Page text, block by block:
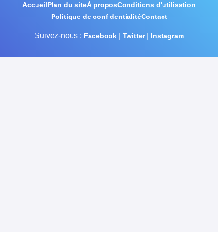
AccueilPlan du siteÀ proposConditions d'utilisation
Politique de confidentialitéContact
Suivez-nous : Facebook| Twitter| Instagram